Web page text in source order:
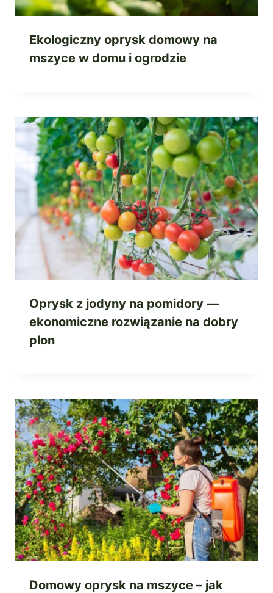
Ekologiczny oprysk domowy na
mszyce w domu i ogrodzie
Oprysk z jodyny na pomidory —
ekonomiczne rozwiązanie na dobry
plon
Domowy oprysk na mszyce – jak